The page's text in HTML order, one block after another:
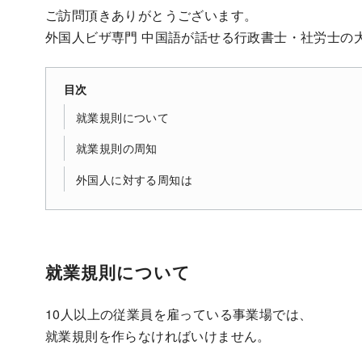
ご訪問頂きありがとうございます。
外国人ビザ専門 中国語が話せる行政書士・社労士の
目次
就業規則について
就業規則の周知
外国人に対する周知は
就業規則について
10人以上の従業員を雇っている事業場では、
就業規則を作らなければいけません。